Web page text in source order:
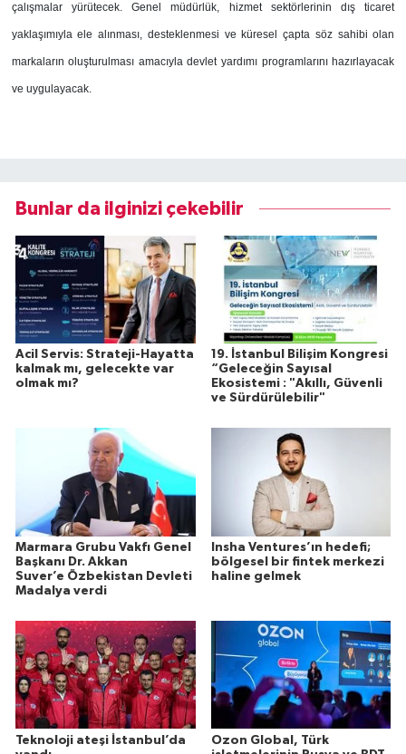
çalışmalar yürütecek. Genel müdürlük, hizmet sektörlerinin dış ticaret
yaklaşımıyla ele alınması, desteklenmesi ve küresel çapta söz sahibi olan
markaların oluşturulması amacıyla devlet yardımı programlarını hazırlayacak
ve uygulayacak.
Bunlar da ilginizi çekebilir
Acil Servis: Strateji-Hayatta
kalmak mı, gelecekte var
olmak mı?
19. İstanbul Bilişim Kongresi
“Geleceğin Sayısal
Ekosistemi : "Akıllı, Güvenli
ve Sürdürülebilir"
Marmara Grubu Vakfı Genel
Başkanı Dr. Akkan
Suver’e Özbekistan Devleti
Madalya verdi
Insha Ventures’ın hedefi;
bölgesel bir fintek merkezi
haline gelmek
Teknoloji ateşi İstanbul’da
Ozon Global, Türk